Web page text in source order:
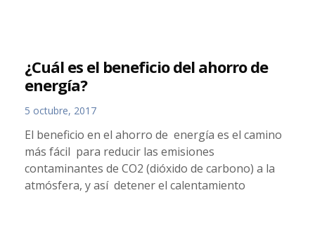
¿Cuál es el beneficio del ahorro de
energía?
5 octubre, 2017
El beneficio en el ahorro de energía es el camino
más fácil para reducir las emisiones
contaminantes de CO2 (dióxido de carbono) a la
atmósfera, y así detener el calentamiento